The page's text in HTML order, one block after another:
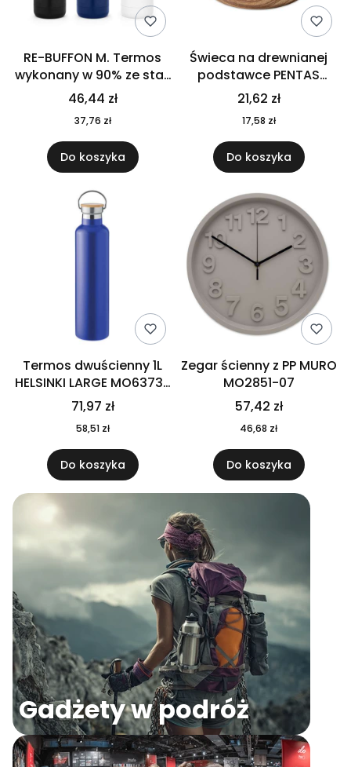
RE-BUFFON M. Termos
wykonany w 90% ze stali
nierdzewnej
pochodzącej z
recyklingu 520 ml 94294
46,44 zł
37,76 zł
Do koszyka
Świeca na drewnianej
podstawce PENTAS
MO6282-40
21,62 zł
17,58 zł
Do koszyka
Termos dwuścienny 1L
HELSINKI LARGE MO6373-
04
71,97 zł
58,51 zł
Do koszyka
Zegar ścienny z PP MURO
MO2851-07
57,42 zł
46,68 zł
Do koszyka
Gadżety w podróż